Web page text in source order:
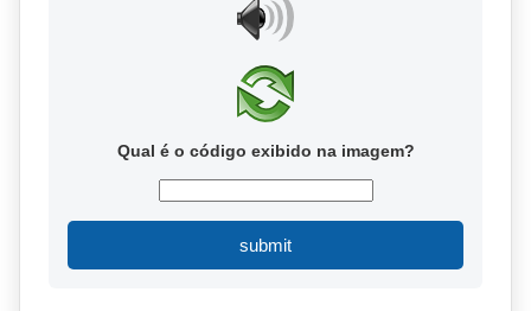
Qual é o código exibido na imagem?
submit